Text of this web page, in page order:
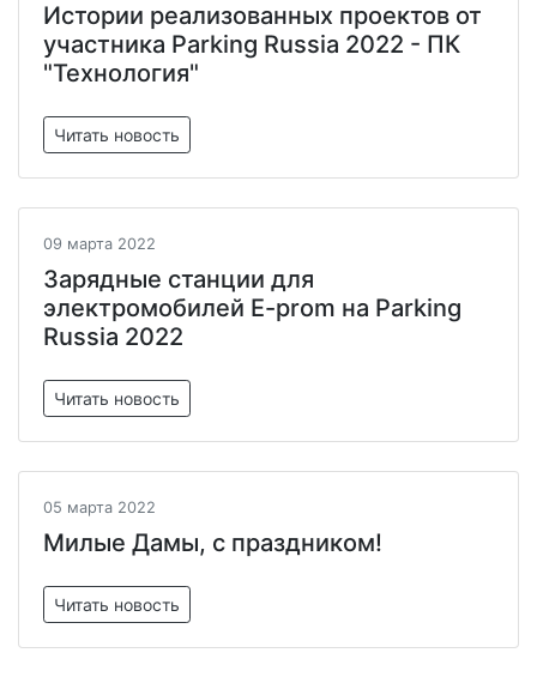
Истории реализованных проектов от
участника Parking Russia 2022 - ПК
"Технология"
Читать новость
09 марта 2022
Зарядные станции для
электромобилей E-prom на Parking
Russia 2022
Читать новость
05 марта 2022
Милые Дамы, с праздником!
Читать новость